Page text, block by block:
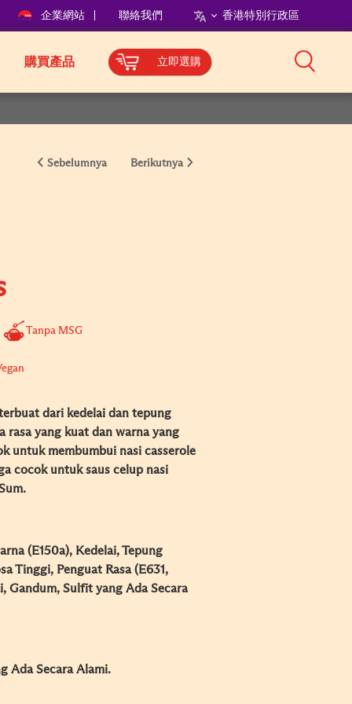
企業網站 聯絡我們 香港特別行政區
購買產品 立即選購
Sebelumnya Berikutnya
Tanpa MSG
dari kedelai dan tepung
rasa yang kuat dan warna yang
untuk membumbui nasi casserole
cocok untuk saus celup nasi
(E150a), Kedelai, Tepung
Tinggi, Penguat Rasa (E631,
Gandum, Sulfit yang Ada Secara
Ada Secara Alami.